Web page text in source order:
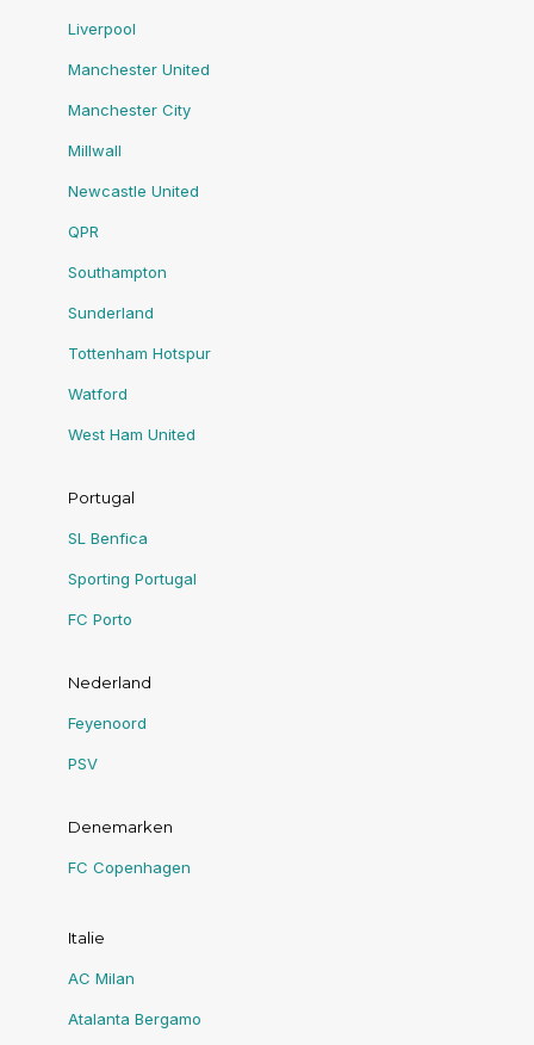
Liverpool
Manchester United
Manchester City
Millwall
Newcastle United
QPR
Southampton
Sunderland
Tottenham Hotspur
Watford
West Ham United
Portugal
SL Benfica
Sporting Portugal
FC Porto
Nederland
Feyenoord
PSV
Denemarken
FC Copenhagen
Italie
AC Milan
Atalanta Bergamo